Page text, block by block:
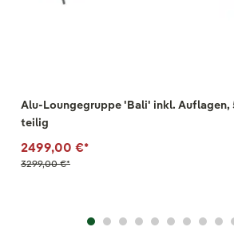
Alu-Loungegruppe 'Bali' inkl. Auflagen,
teilig
2499,00 €*
3299,00 €*